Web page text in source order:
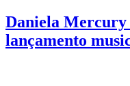
Daniela Mercury
lançamento